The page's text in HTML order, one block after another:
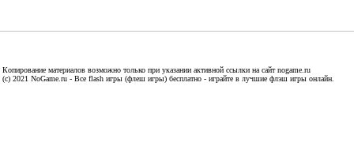
Копирование материалов возможно только при указании активной ссылки на сайт nogame.ru
(c) 2021 NoGame.ru - Все flash игры (флеш игры) бесплатно - играйте в лучшие флэш игры онлайн.